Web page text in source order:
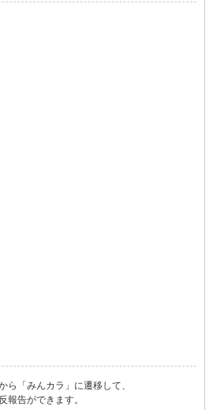
ら「みんカラ」に遷移して、
報告ができます。